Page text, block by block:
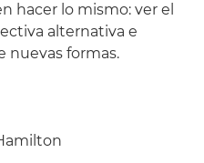
hacer lo mismo: ver el
alternativa e
nuevas formas.